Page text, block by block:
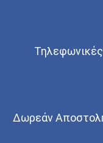
Δωρεάν